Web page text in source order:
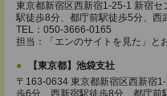
東京都新宿区西新宿1-25-1 新宿
駅徒歩8分、都庁前駅徒歩5分、西
TEL：050-3666-0165
担当：「エンのサイトを見た」と
【東京都】池袋支社
〒163-0634 東京都新宿区西新宿
歩6分、西新宿駅徒歩8分、都庁